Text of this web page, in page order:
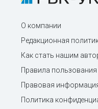
О компании
Редакционная
Как стать нашим
Правила пользования
Правовая
Политика